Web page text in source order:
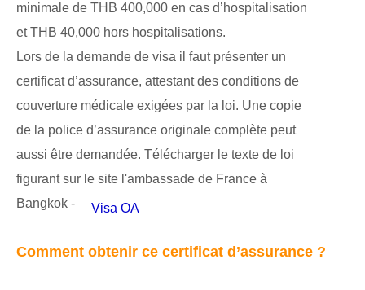
minimale de THB 400,000 en cas d’hospitalisation
et THB 40,000 hors hospitalisations.
Lors de la demande de visa il faut présenter un
certificat d’assurance, attestant des conditions de
couverture médicale exigées par la loi. Une copie
de la police d’assurance originale complète peut
aussi être demandée. Télécharger le texte de loi
figurant sur le site l'ambassade de France à
Bangkok -
Visa OA
Comment obtenir ce certificat d’assurance ?